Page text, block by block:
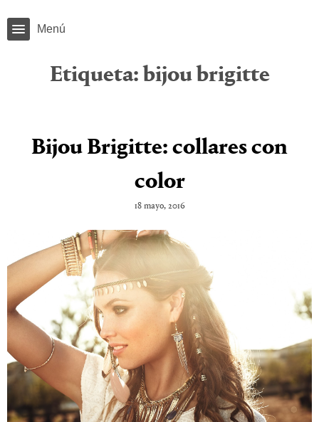
Menú
Etiqueta: bijou brigitte
Bijou Brigitte: collares con
color
18 mayo, 2016